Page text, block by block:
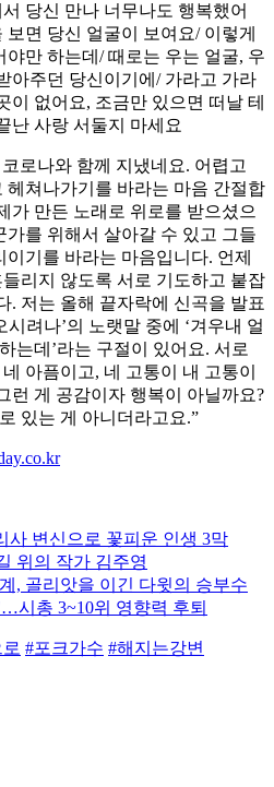
당신 만나 너무나도 행복했어
면 당신 얼굴이 보여요/ 이렇게
만 하는데/ 때로는 우는 얼굴, 우
아주던 당신이기에/ 가라고 가라
이 없어요, 조금만 있으면 떠날 테
난 사랑 서둘지 마세요
로나와 함께 지냈네요. 어렵고
헤쳐나가기를 바라는 마음 간절합
가 만든 노래로 위로를 받으셨으
가를 위해서 살아갈 수 있고 그들
기를 바라는 마음입니다. 언제
리지 않도록 서로 기도하고 붙잡
. 저는 올해 끝자락에 신곡을 발표
려나’의 노랫말 중에 ‘겨우내 얼
는데’라는 구절이 있어요. 서로
아픔이고, 네 고통이 내 고통이
런 게 공감이자 행복이 아닐까요?
있는 게 아니더라고요.”
사 변신으로 꽃피운 인생 3막
위의 작가 김주영
, 골리앗을 이긴 다윗의 승부수
시총 3~10위 영향력 후퇴
#포크가수 #해지는강변